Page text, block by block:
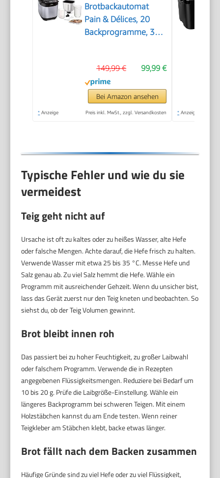
Brotbackautomat
Pain & Délices, 20
Backprogramme, 3
einstellbar, auch für
Kuchen - Pizza -
Nudelteig, Backform
antihaftbeschichtet,
99,99 €
149,99 €
Bei Amazon ansehen
* Anzeige Preis inkl. MwSt., zzgl. Versandkosten * Anzeige
Typische Fehler und wie du sie
vermeidest
Teig geht nicht auf
Ursache ist oft zu kaltes oder zu heißes Wasser, alte Hefe
oder falsche Mengen. Achte darauf, die Hefe frisch zu halten.
Verwende Wasser mit etwa 25 bis 35 °C. Messe Hefe und
Salz genau ab. Zu viel Salz hemmt die Hefe. Wähle ein
Programm mit ausreichender Gehzeit. Wenn du unsicher bist,
lass das Gerät zuerst nur den Teig kneten und beobachten. So
siehst du, ob der Teig Volumen gewinnt.
Brot bleibt innen roh
Das passiert bei zu hoher Feuchtigkeit, zu großer Laibwahl
oder falschem Programm. Verwende die in Rezepten
angegebenen Flüssigkeitsmengen. Reduziere bei Bedarf um
10 bis 20 g. Prüfe die Laibgröße-Einstellung. Wähle ein
längeres Backprogramm bei schweren Teigen. Mit einem
Holzstäbchen kannst du am Ende testen. Wenn reiner
Teigkleber am Stäbchen klebt, backe etwas länger.
Brot fällt nach dem Backen zusammen
Häufige Gründe sind zu viel Hefe oder zu viel Flüssigkeit,